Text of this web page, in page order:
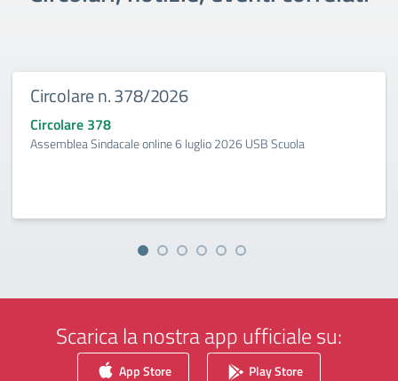
Circolare n. 378/2026
Circolare 378
Assemblea Sindacale online 6 luglio 2026 USB Scuola
Scarica la nostra app ufficiale su:
App Store Play Store